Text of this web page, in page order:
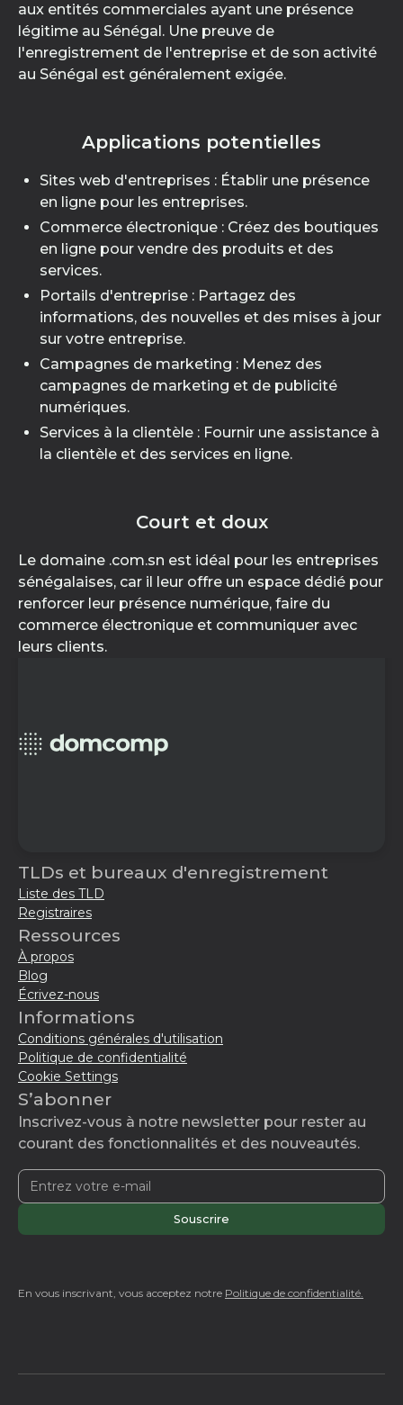
aux entités commerciales ayant une présence
légitime au Sénégal. Une preuve de
l'enregistrement de l'entreprise et de son activité
au Sénégal est généralement exigée.
Applications potentielles
Sites web d'entreprises : Établir une présence
en ligne pour les entreprises.
Commerce électronique : Créez des boutiques
en ligne pour vendre des produits et des
services.
Portails d'entreprise : Partagez des
informations, des nouvelles et des mises à jour
sur votre entreprise.
Campagnes de marketing : Menez des
campagnes de marketing et de publicité
numériques.
Services à la clientèle : Fournir une assistance à
la clientèle et des services en ligne.
Court et doux
Le domaine .com.sn est idéal pour les entreprises
sénégalaises, car il leur offre un espace dédié pour
renforcer leur présence numérique, faire du
commerce électronique et communiquer avec
leurs clients.
TLDs et bureaux d'enregistrement
Liste des TLD
Registraires
Ressources
À propos
Blog
Écrivez-nous
Informations
Conditions générales d'utilisation
Politique de confidentialité
Cookie Settings
S’abonner
Inscrivez-vous à notre newsletter pour rester au
courant des fonctionnalités et des nouveautés.
En vous inscrivant, vous acceptez notre Politique de confidentialité.